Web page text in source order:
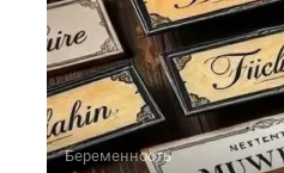
Беременность